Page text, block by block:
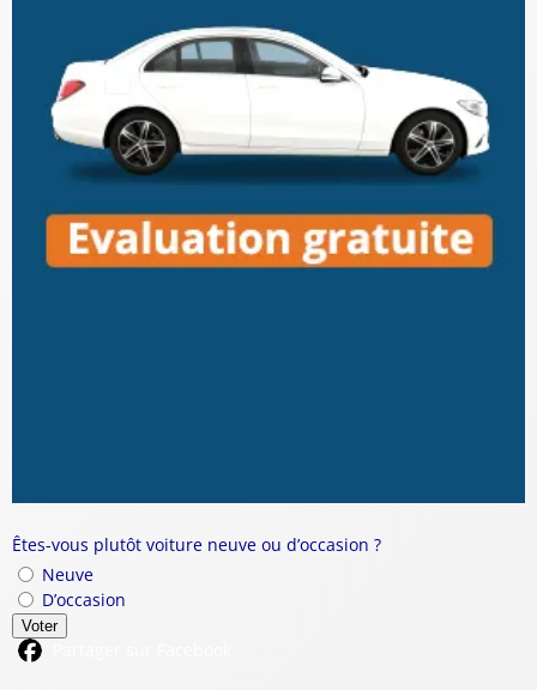
Êtes-vous plutôt voiture neuve ou d’occasion ?
Neuve
D’occasion
Voter